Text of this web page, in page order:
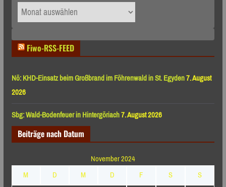
Archiv
nach
Fiwo-RSS-FEED
Nö: KHD-Einsatz beim Großbrand im Föhrenwald in St. Egyden7. August
2026
Sbg: Wald-Bodenfeuer in Hintergöriach7. August 2026
Beiträge nach Datum
November 2024
M
D M D F S
S